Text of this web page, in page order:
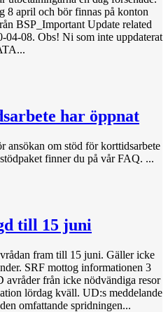
8 april och bör finnas på konton
BSP_Important Update related
04-08. Obs! Ni som inte uppdaterat
har öppnat
ansökan om stöd för korttidsarbete
finner du på vår FAQ. ...
till 15 juni
fram till 15 juni. Gäller icke
SRF mottog informationen 3
från icke nödvändiga resor
lördag kväll. UD:s meddelande
omfattande spridningen...